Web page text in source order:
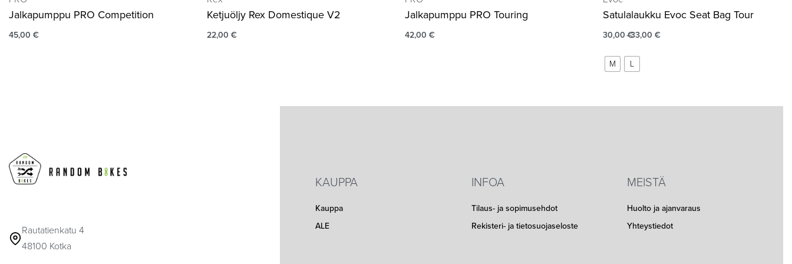
Jalkapumppu PRO Competition
45,00 €
Ketjuöljy Rex Domestique V2
22,00 €
Jalkapumppu PRO Touring
42,00 €
Satulalaukku Evoc Seat Bag Tour
30,00€33,00 €
M L
Rautatienkatu 4
48100 Kotka
KAUPPA
Kauppa
ALE
INFOA
Tilaus- ja sopimusehdot
Rekisteri- ja tietosuojaseloste
MEISTÄ
Huolto ja ajanvaraus
Yhteystiedot